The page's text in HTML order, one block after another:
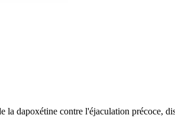
la dapoxétine contre l'éjaculation précoce,